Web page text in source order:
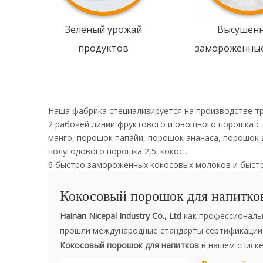
Зеленый урожай
продуктов
Наша фабрика специализируется на
2 рабочей линии фруктового и овощного порошка
манго, порошок папайи, порошок ананаса, порошок
полугодового порошка 2,5. кокос .
6 быстро замороженных кокосовых молоков и
Кокосовый порошок для
Hainan Nicepal Industry Co., Ltd как
прошли международные стандарты
Кокосовый порошок для напитков в нашем